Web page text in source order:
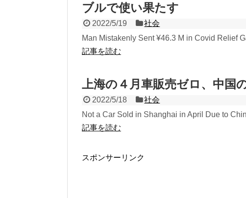
ブルで使い果たす
2022/5/19
社会
Man Mistakenly Sent ¥46.3 M in Covid Relief
記事を読む
上海の４月車販売ゼロ、中国
2022/5/18
社会
Not a Car Sold in Shanghai in April Due to
記事を読む
スポンサーリンク